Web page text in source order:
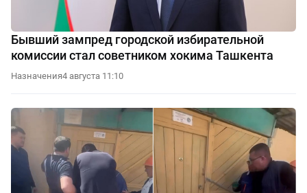
Бывший зампред городской избирательной
комиссии стал советником хокима Ташкента
Назначения4 августа 11:10